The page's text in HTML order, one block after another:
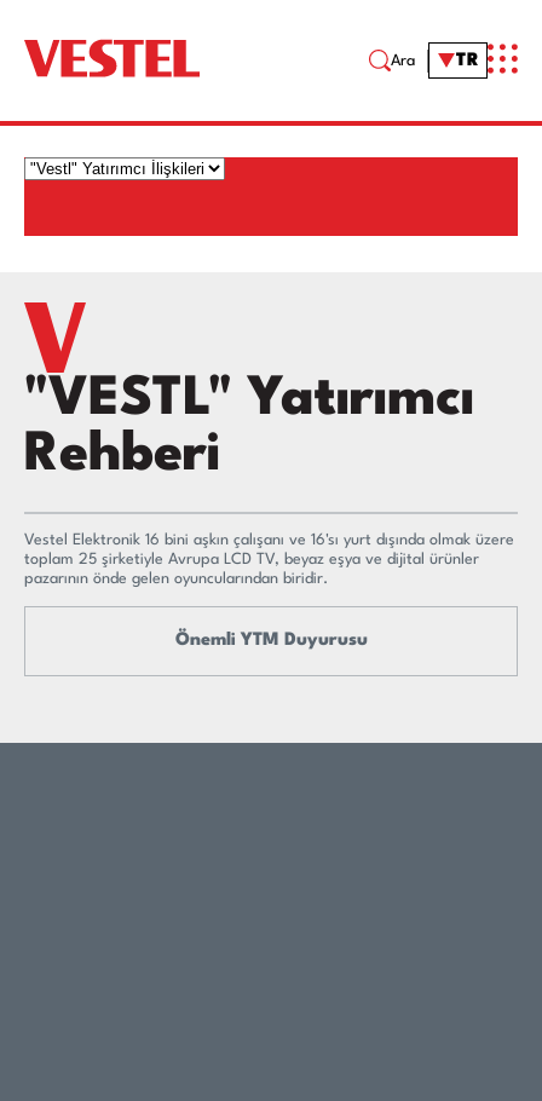
Ara TR
"VESTL" Yatırımcı
Rehberi
Vestel Elektronik 16 bini aşkın çalışanı ve 16'sı yurt dışında olmak üzere
toplam 25 şirketiyle Avrupa LCD TV, beyaz eşya ve dijital ürünler
pazarının önde gelen oyuncularından biridir.
Önemli YTM Duyurusu